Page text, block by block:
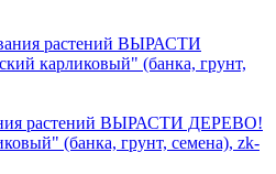
растений ВЫРАСТИ ДЕРЕВО!
(банка, грунт, семена), zk-